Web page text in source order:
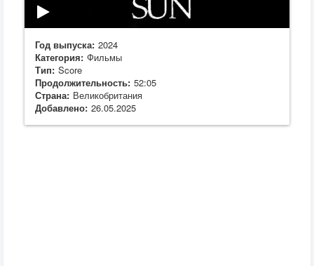
Год выпуска: 2024
Категория: Фильмы
Тип: Score
Продолжительность: 52:05
Страна: Великобритания
Добавлено: 26.05.2025